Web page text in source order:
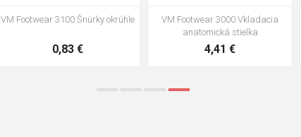
VM Footwear 3100 Šnúrky okrúhle
0,83 €
VM Footwear 3000 Vkladacia
anatomická stielka
4,41 €